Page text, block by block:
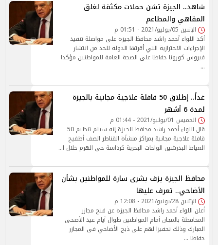
شاهد.. الجيزة تشن حملات مكثفة لغلق
المقاهي والمطاعم
الإثنين 05/يوليو/2021 - 01:51 م
أكد اللواء أحمد راشد محافظ الجيزة علي مواصلة تنفيذ
الإجراءات الاحترازية التي أقرتها الدولة للحد من انتشار
فيروس كورونا حفاظا على الصحة العامة للمواطنين مؤكدا
…
غداً.. إطلاق 50 قافلة علاجية مجانية بالجيزة
لمدة 6 أشهر
الخميس 01/يوليو/2021 - 01:44 م
قال اللواء أحمد راشد محافظ الجيزة إنه سيتم تنظيم 50
قافلة علاجية مجانية بمراكز منشأة القناطر الصف أطفيح
العياط البدرشين الواحات البحرية كرداسة حي الهرم خلال ا…
محافظ الجيزة يزف بشرى سارة للمواطنين بشأن
الأضاحي.. تعرف عليها
الإثنين 28/يونيو/2021 - 12:08 م
أعلن اللواء أحمد راشد محافظ الجيزة عن فتح مجازر
المحافظة بالمجان أمام المواطنين طوال أيام عيد الأضحى
المبارك وذلك تحفيزا لهم على ذبح الأضاحي فى المجازر
حفاظا …